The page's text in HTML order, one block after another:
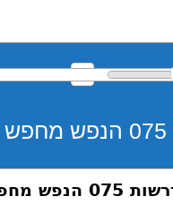
הנפש מחפש רוחניות תשעב